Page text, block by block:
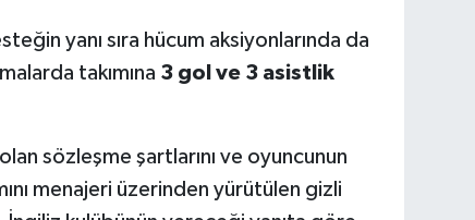
yanı sıra hücum aksiyonlarında da
takımına 3 gol ve 3 asistlik
sözleşme şartlarını ve oyuncunun
menajeri üzerinden yürütülen gizli